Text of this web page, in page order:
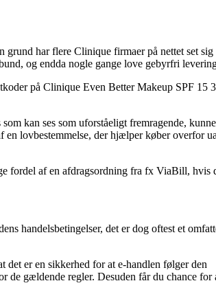
grund har flere Clinique firmaer på nettet set sig
og endda nogle gange love gebyrfri
på Clinique Even Better Makeup SPF 15
kan ses som uforståeligt fremragende,
lovbestemmelse, der hjælper køber overfor
fordel af en afdragsordning fra fx ViaBill, hvis
handelsbetingelser, det er dog oftest et
er en sikkerhed for at e-handlen følger den
de gældende regler. Desuden får du chance for